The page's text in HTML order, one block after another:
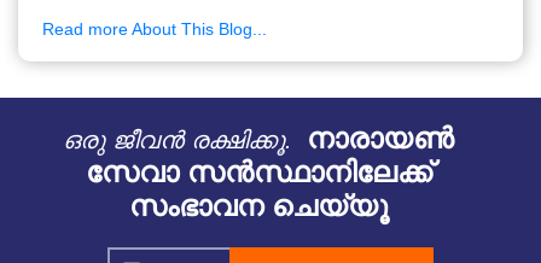
Read more About This Blog...
ഒരു ജീവൻ രക്ഷിക്കൂ.
നാരായൺ
സേവാ സൻസ്ഥാനിലേക്ക്
സംഭാവന ചെയ്യൂ